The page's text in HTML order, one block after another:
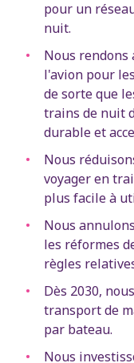
pour un
nuit.
Nous
l'avion pour
de sorte que
trains de nuit
durable et
Nous
voyager en
plus facile à
Nous
les réformes
règles
Dès 2030,
transport de
par bateau.
Nous